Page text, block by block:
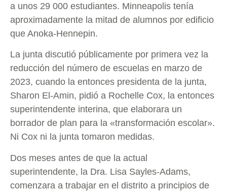
a unos 29 000 estudiantes. Minneapolis tenía
aproximadamente la mitad de alumnos por edificio
que Anoka-Hennepin.
La junta discutió públicamente por primera vez la
reducción del número de escuelas en marzo de
2023, cuando la entonces presidenta de la junta,
Sharon El-Amin, pidió a Rochelle Cox, la entonces
superintendente interina, que elaborara un
borrador de plan para la «transformación escolar».
Ni Cox ni la junta tomaron medidas.
Dos meses antes de que la actual
superintendente, la Dra. Lisa Sayles-Adams,
comenzara a trabajar en el distrito a principios de